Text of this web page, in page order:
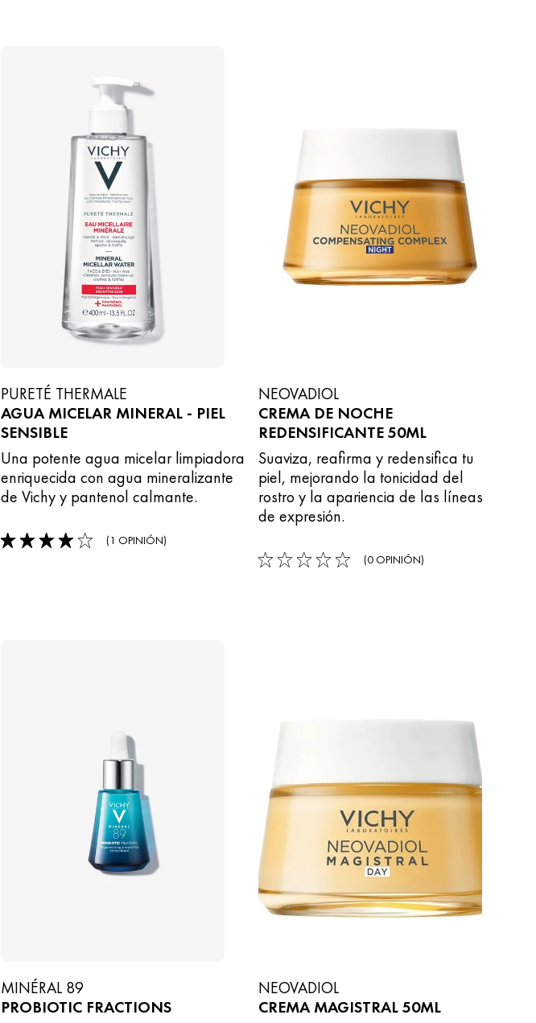
PURETÉ THERMALE
AGUA MICELAR MINERAL - PIEL
SENSIBLE
Una potente agua micelar limpiadora
enriquecida con agua mineralizante
de Vichy y pantenol calmante.
4/5 (1 OPINIÓN)
NEOVADIOL
CREMA DE NOCHE
REDENSIFICANTE 50ML
Suaviza, reafirma y redensifica tu
piel, mejorando la tonicidad del
rostro y la apariencia de las líneas
de expresión.
0/5 (0 OPINIÓN)
MINÉRAL 89
PROBIOTIC FRACTIONS
NEOVADIOL
CREMA MAGISTRAL 50ML